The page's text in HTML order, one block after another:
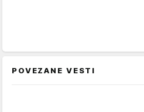
POVEZANE VESTI